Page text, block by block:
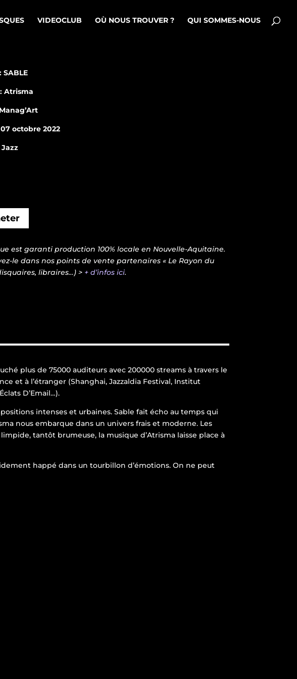
VIDEOCLUB OÙ NOUS TROUVER ? QUI SOMMES-NOUS
Atrisma
octobre 2022
est garanti production 100% locale en Nouvelle-Aquitaine.
le dans nos points de vente partenaires « Le Rayon du
libraires…) > + d’infos ici.
plus de 75000 auditeurs avec 200000 streams à travers le
et à l’étranger (Shanghai, Jazzaldia Festival, Institut
D’Email…).
intenses et urbaines. Sable fait écho au temps qui
nous embarque dans un univers frais et moderne. Les
tantôt brumeuse, la musique d’Atrisma laisse place à
happé dans un tourbillon d’émotions. On ne peut